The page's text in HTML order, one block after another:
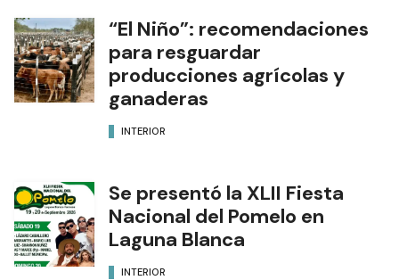
“El Niño”: recomendaciones
para resguardar
producciones agrícolas y
ganaderas
INTERIOR
Se presentó la XLII Fiesta
Nacional del Pomelo en
Laguna Blanca
INTERIOR